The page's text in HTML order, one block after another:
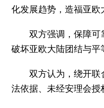
化发展趋势，造福亚欧
双方强调，保障
破坏亚欧大陆团结与
双方认为，绕开
法依据、未经安理会